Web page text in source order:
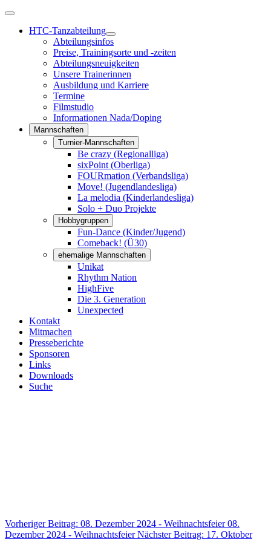
HTC-Tanzabteilung
Abteilungsinfos
Preise, Trainingsorte und -zeiten
Abteilungsneuigkeiten
Unsere Trainerinnen
Ausbildung und Karriere
Termine
Filmstudio
Informationen Nada/Doping
Mannschaften
Turnier-Mannschaften
Be crazy (Regionalliga)
sixPoint (Oberliga)
FOURmation (Verbandsliga)
Move! (Jugendlandesliga)
La melodia (Kinderlandesliga)
Solo + Duo Projekte
Hobbygruppen
Fun-Dance (Kinder/Jugend)
Comeback! (Ü30)
ehemalige Mannschaften
Unikat
Rhythm Nation
HighFive
Die 3. Generation
Unexpected
Kontakt
Mitmachen
Presseberichte
Sponsoren
Links
Downloads
Suche
Vorheriger Beitrag: 08. Dezember 2024 - Weihnachtsfeier08.
Dezember 2024 - WeihnachtsfeierNächster Beitrag: 17. Oktober